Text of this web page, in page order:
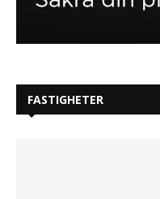
FASTIGHETER